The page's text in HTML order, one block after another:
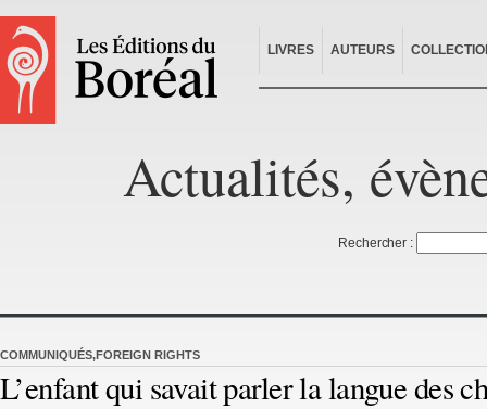
LIVRES AUTEURS
Actualités,
Rechercher :
COMMUNIQUÉS,FOREIGN RIGHTS
L’enfant qui savait parler la langue des